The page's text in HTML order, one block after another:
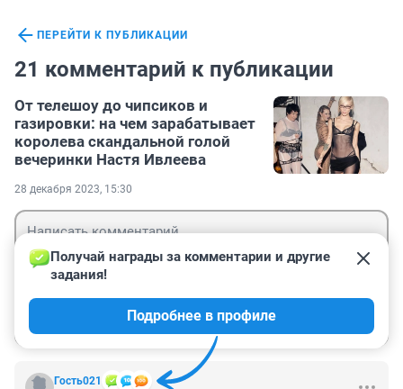
ПЕРЕЙТИ К ПУБЛИКАЦИИ
21 комментарий к публикации
От телешоу до чипсиков и
газировки: на чем зарабатывает
королева скандальной голой
вечеринки Настя Ивлеева
28 декабря 2023, 15:30
Гость021
Получай награды за комментарии и другие
задания!
Подробнее в профиле